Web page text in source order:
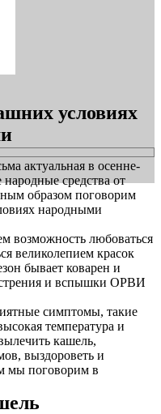
условиях
актуальная в осенне-
средства от
образом поговорим
народными
возможность любоваться
великолепием красок
бывает коварен и
и вспышки ОРВИ
симптомы, такие
температура и
кашель,
выздороветь и
мы поговорим в